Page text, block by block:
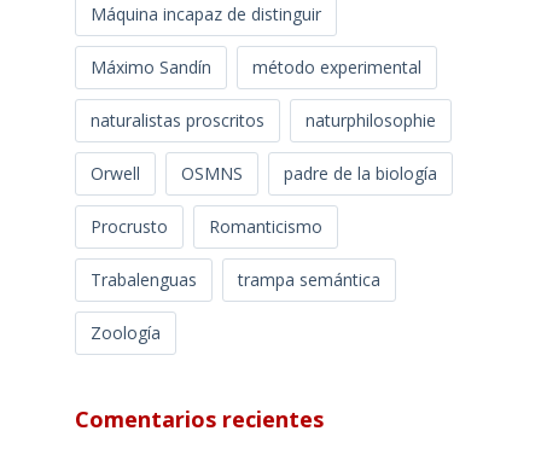
Máquina incapaz de distinguir
Máximo Sandín método experimental
naturalistas proscritos naturphilosophie
Orwell OSMNS padre de la biología
Procrusto Romanticismo
Trabalenguas trampa semántica
Zoología
Comentarios recientes